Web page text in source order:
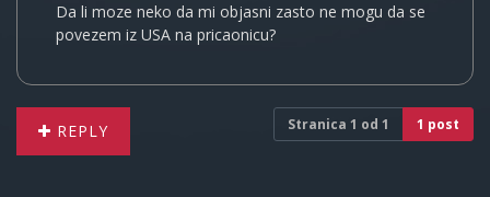
Da li moze neko da mi objasni zasto ne mogu da se
povezem iz USA na pricaonicu?
REPLY Stranica 1 od 1 1 post